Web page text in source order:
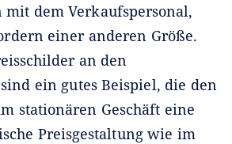
dem Verkaufspersonal,
einer anderen Größe.
an den
ein gutes Beispiel, die den
stationären Geschäft eine
Preisgestaltung wie im